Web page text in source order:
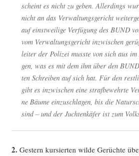
scheint es nicht zu geben. Aller­dings
nicht an das Ver­wal­tungs­ge­richt
auf einst­wei­li­ge Ver­fü­gung des BUND
vom Ver­wal­tungs­ge­richt inzwi­schen
lei­ter der Poli­zei muss­te von sich aus
gen, was es mit dem ihm über den
ten Schrei­ben auf sich hat. Für den
gibt es inzwi­schen eine straf­be­wehr­te
ne Bäu­me ein­zu­schla­gen, bis die
sind – und der Juch­ten­kä­fer ist zum
2. Ges­tern kur­sier­ten wil­de Gerüch­te